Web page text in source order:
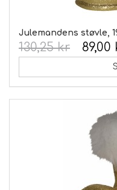
Julemandens støvle,
89,00
130,25 kr